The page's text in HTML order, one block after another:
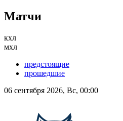
Матчи
кхл
мхл
предстоящие
прошедшие
06 сентября 2026, Вс, 00:00